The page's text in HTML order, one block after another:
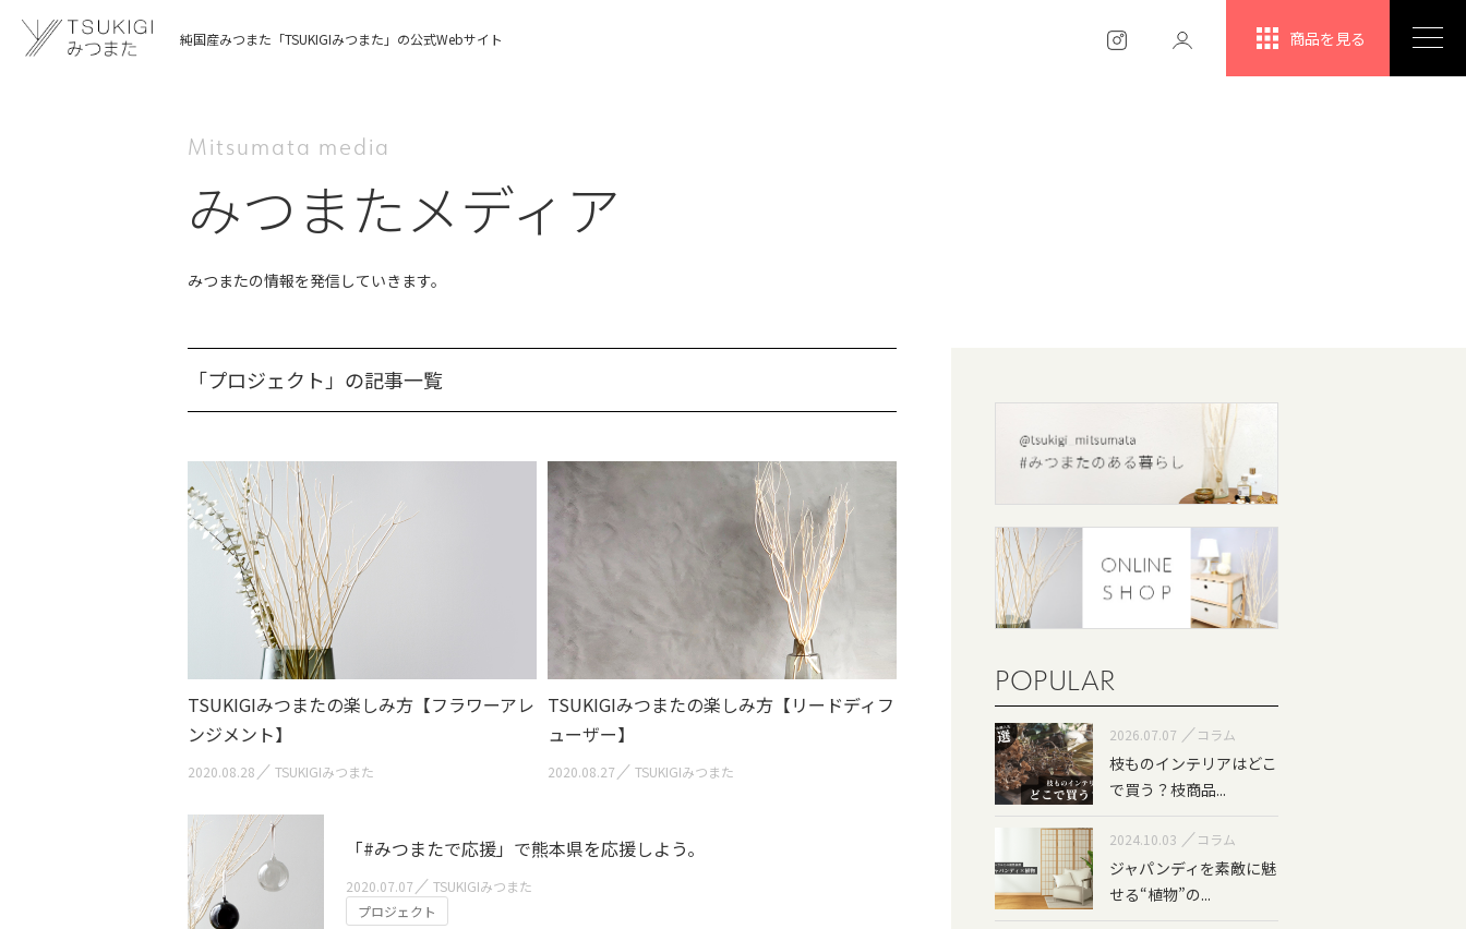
純国産みつまた「TSUKIGIみつまた」の公式Webサイト 商品を見る
Mitsumata media
みつまたメディア
みつまたの情報を発信していきます。
「プロジェクト」の記事一覧
TSUKIGIみつまたの楽しみ方【フラワーアレ
ンジメント】
2020.08.28 TSUKIGIみつまた
TSUKIGIみつまたの楽しみ方【リードディフ
ューザー】
2020.08.27 TSUKIGIみつまた
「#みつまたで応援」で熊本県を応援しよう。
2020.07.07
TSUKIGIみつまた
プロジェクト
POPULAR
2026.07.07 コラム
枝ものインテリアはどこ
で買う？枝商品...
2024.10.03 コラム
ジャパンディを素敵に魅
せる“植物”の...